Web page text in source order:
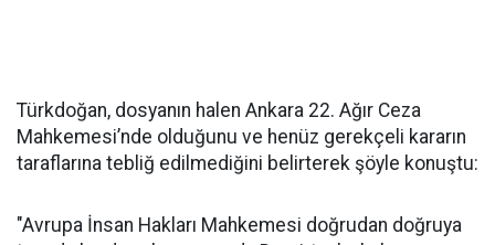
Türkdoğan, dosyanın halen Ankara 22. Ağır Ceza
Mahkemesi’nde olduğunu ve henüz gerekçeli kararın
taraflarına tebliğ edilmediğini belirterek şöyle konuştu:
"Avrupa İnsan Hakları Mahkemesi doğrudan doğruya